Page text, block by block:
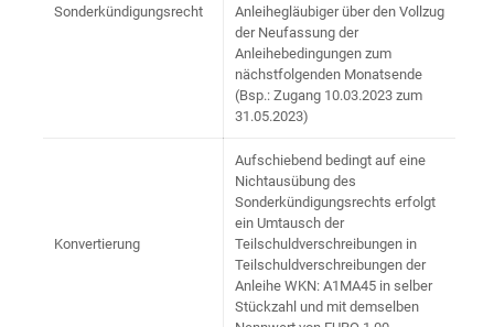
Sonderkündigungsrecht
Anleihegläubiger über den Vollzug
der Neufassung der
Anleihebedingungen zum
nächstfolgenden Monatsende
(Bsp.: Zugang 10.03.2023 zum
31.05.2023)
Konvertierung
Aufschiebend bedingt auf eine
Nichtausübung des
Sonderkündigungsrechts erfolgt
ein Umtausch der
Teilschuldverschreibungen in
Teilschuldverschreibungen der
Anleihe WKN: A1MA45 in selber
Stückzahl und mit demselben